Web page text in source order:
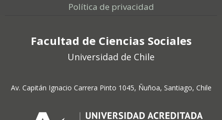
Política de privacidad
Facultad de Ciencias Sociales
Universidad de Chile
Av. Capitán Ignacio Carrera Pinto 1045, Ñuñoa, Santiago, Chile